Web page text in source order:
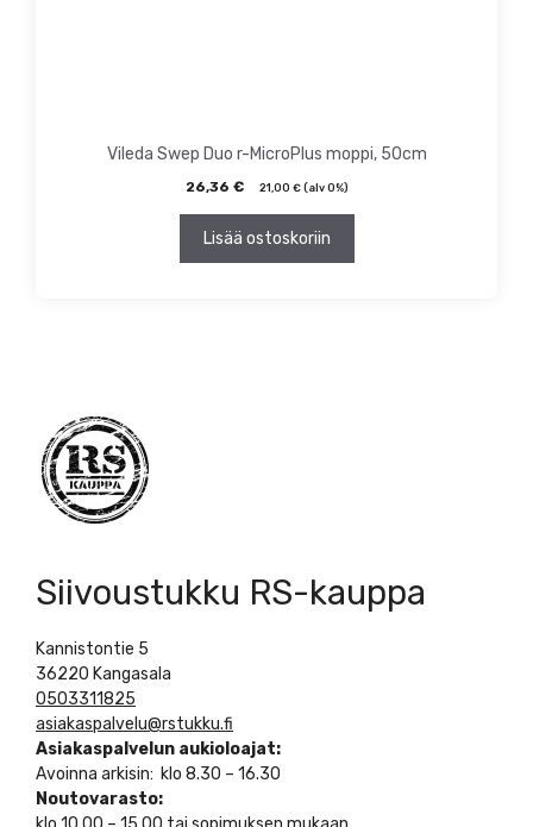
Vileda Swep Duo r-MicroPlus moppi, 50cm
26,36 € 21,00 €(alv 0%)
Lisää ostoskoriin
Siivoustukku RS-kauppa
Kannistontie 5
36220 Kangasala
0503311825
asiakaspalvelu@rstukku.fi
Asiakaspalvelun aukioloajat:
Avoinna arkisin: klo 8.30 – 16.30
Noutovarasto: